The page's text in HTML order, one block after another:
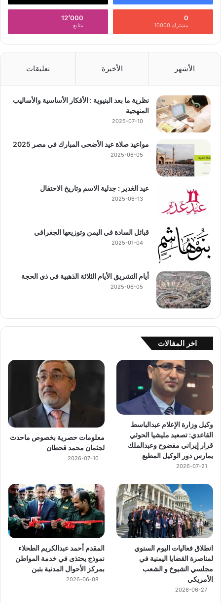
0
مشترك 10000
12٬000
متابع
الأشهر الأخيرة تعليقات
نظرية ما بعد البنيوية : الأفكار الأساسية والأساليب
المنهجية
2025-07-10
مواعيد صلاة عيد الأضحى المبارك في مصر 2025
2025-06-05
عيد الغدير : جدلية الاسم وتاريخ الاحتفال
2025-06-13
قبائل السادة في اليمن وتوزيعها الجغرافي
2025-01-04
أيام التشريق الأيام الثلاثة الذهبية في ذي الحجة
2025-06-05
اخر المقالات
وكيل وزارة الإعلام عبدالباسط
القاعدي: تصعيد مليشيا الحوثي
قرار إيراني مفضوح وعبدالملك
يمارس دور الوكيل المطيع
2026-07-21
معلومات حصرية بخصوص ماحدث
لجثمان محمد قحطان
2026-07-10
انطلاق فعاليات اليوم السنوي
لمناصرة القضايا اليمنية في
مجلسي الشيوخ و الشعب
الأمريكي
2026-06-27
المقدم أحمد عبدالكريم الطحلاء
نموذج يحتذى في خدمة المواطن
بمركز الأحوال المدنية بتبن
2026-06-08